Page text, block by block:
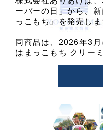
ーバーの日」から、
っこもち』を発売しま
同商品は、2026年3
はまっこもち クリー